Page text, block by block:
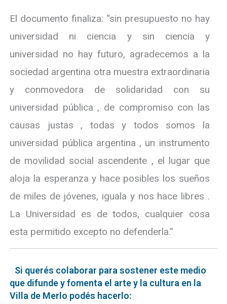
El documento finaliza: “sin presupuesto no hay
universidad ni ciencia y sin ciencia y
universidad no hay futuro, agradecemos a la
sociedad argentina otra muestra extraordinaria
y conmovedora de solidaridad con su
universidad pública , de compromiso con las
causas justas , todas y todos somos la
universidad pública argentina , un instrumento
de movilidad social ascendente , el lugar que
aloja la esperanza y hace posibles los sueños
de miles de jóvenes, iguala y nos hace libres .
La Universidad es de todos, cualquier cosa
esta permitido excepto no defenderla.”
Si querés colaborar para sostener este medio
que difunde y fomenta el arte y la cultura en la
Villa de Merlo podés hacerlo: